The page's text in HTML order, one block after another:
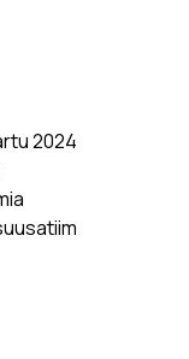
2024